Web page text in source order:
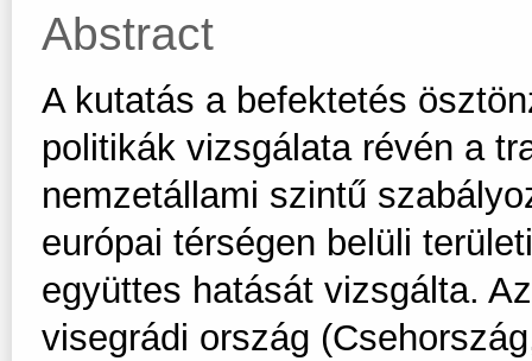
Abstract
A kutatás a befektetés
politikák vizsgálata révén a
nemzetállami szintű
európai térségen belüli
együttes hatását vizsgálta.
visegrádi ország